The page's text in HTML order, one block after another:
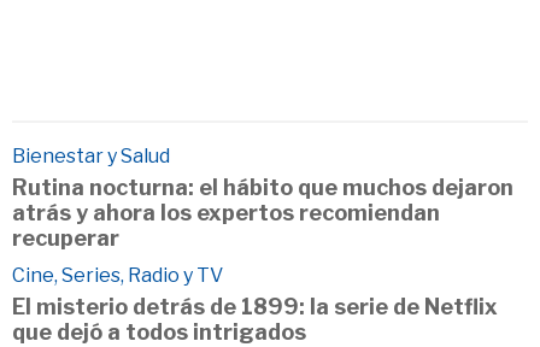
Bienestar y Salud
Rutina nocturna: el hábito que muchos dejaron
atrás y ahora los expertos recomiendan
recuperar
Cine, Series, Radio y TV
El misterio detrás de 1899: la serie de Netflix
que dejó a todos intrigados